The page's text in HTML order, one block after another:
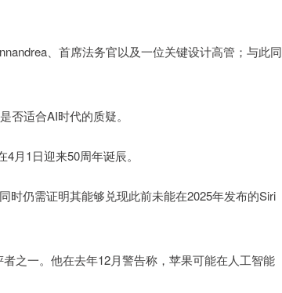
、首席法务官以及一位关键设计高管；与此同
适合AI时代的质疑。
1日迎来50周年诞辰。
仍需证明其能够兑现此前未能在2025年发布的Siri
之一。他在去年12月警告称，苹果可能在人工智能